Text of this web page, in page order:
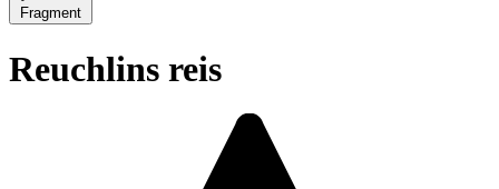
Fragment
Reuchlins reis